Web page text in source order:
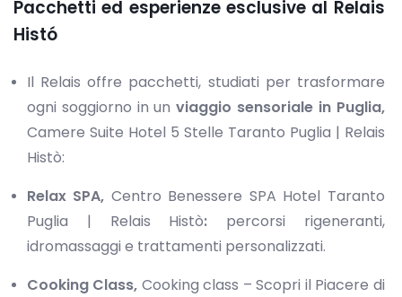
Pacchetti ed esperienze esclusive al Relais
Histó
Il Relais offre pacchetti, studiati per trasformare
ogni soggiorno in unviaggio sensoriale in Puglia,
Camere Suite Hotel 5 Stelle Taranto Puglia | Relais
Histò:
Relax SPA, Centro Benessere SPA Hotel Taranto
Puglia | Relais Histò: percorsi rigeneranti,
idromassaggi e trattamenti personalizzati.
Cooking Class, Cooking class – Scopri il Piacere di